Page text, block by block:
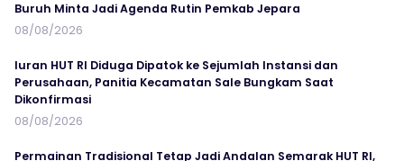
Buruh Minta Jadi Agenda Rutin Pemkab Jepara
08/08/2026
Iuran HUT RI Diduga Dipatok ke Sejumlah Instansi dan
Perusahaan, Panitia Kecamatan Sale Bungkam Saat
Dikonfirmasi
08/08/2026
Permainan Tradisional Tetap Jadi Andalan Semarak HUT RI,